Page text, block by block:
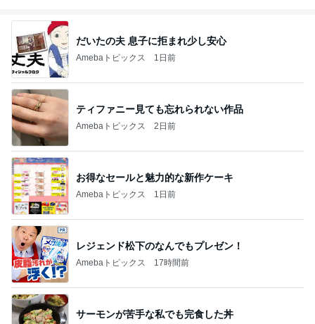
だいたの夫 息子に拒まれ少し安心
Amebaトピックス 1日前
ティファニー見ても忘れられない作品
Amebaトピックス 2日前
お得なセールと魅力的な新作ケーキ
Amebaトピックス 1日前
レジェンド松下のなんでもプレゼン！
Amebaトピックス 17時間前
サーモンが苦手な私でも完食した丼